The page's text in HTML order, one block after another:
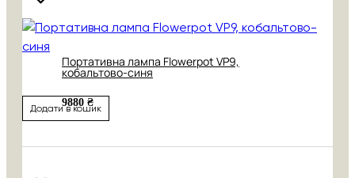
Портативна лампа Flowerpot VP9,
кобальтово-синя
9880 ₴
Додати в кошик